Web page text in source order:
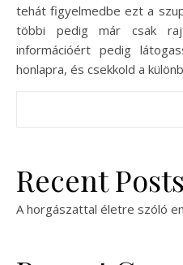
tehát figyelmedbe ezt a
többi pedig már csak
információért pedig
honlapra, és csekkold a
Recent Posts
A horgászattal életre szóló